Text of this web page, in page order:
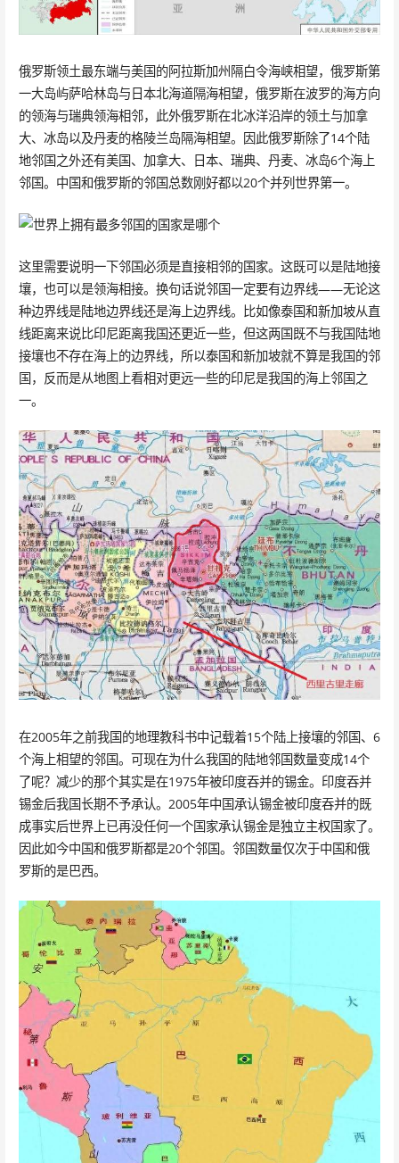
俄罗斯领土最东端与美国的阿拉斯加州隔白令海峡相望，俄罗斯第
一大岛屿萨哈林岛与日本北海道隔海相望，俄罗斯在波罗的海方向
的领海与瑞典领海相邻，此外俄罗斯在北冰洋沿岸的领土与加拿
大、冰岛以及丹麦的格陵兰岛隔海相望。因此俄罗斯除了14个陆
地邻国之外还有美国、加拿大、日本、瑞典、丹麦、冰岛6个海上
邻国。中国和俄罗斯的邻国总数刚好都以20个并列世界第一。
这里需要说明一下邻国必须是直接相邻的国家。这既可以是陆地接
壤，也可以是领海相接。换句话说邻国一定要有边界线——无论这
种边界线是陆地边界线还是海上边界线。比如像泰国和新加坡从直
线距离来说比印尼距离我国还更近一些，但这两国既不与我国陆地
接壤也不存在海上的边界线，所以泰国和新加坡就不算是我国的邻
国，反而是从地图上看相对更远一些的印尼是我国的海上邻国之
一。
在2005年之前我国的地理教科书中记载着15个陆上接壤的邻国、6
个海上相望的邻国。可现在为什么我国的陆地邻国数量变成14个
了呢？减少的那个其实是在1975年被印度吞并的锡金。印度吞并
锡金后我国长期不予承认。2005年中国承认锡金被印度吞并的既
成事实后世界上已再没任何一个国家承认锡金是独立主权国家了。
因此如今中国和俄罗斯都是20个邻国。邻国数量仅次于中国和俄
罗斯的是巴西。